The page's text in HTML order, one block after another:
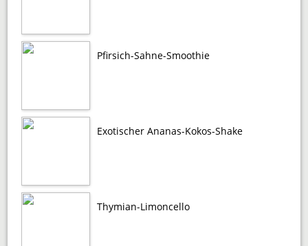
Pfirsich-Sahne-Smoothie
Exotischer Ananas-Kokos-Shake
Thymian-Limoncello